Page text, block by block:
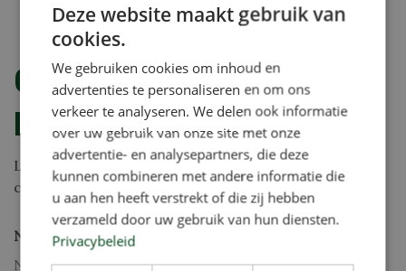
Contactformulier
Fysiotherapie & revalideren
Laat je gegevens achter en wij nemen binnen 24u
contact met je op.
Naam *
Deze website maakt gebruik van
cookies.
We gebruiken cookies om inhoud en
advertenties te personaliseren en om ons
verkeer te analyseren. We delen ook informatie
over uw gebruik van onze site met onze
advertentie- en analysepartners, die deze
kunnen combineren met andere informatie die
u aan hen heeft verstrekt of die zij hebben
verzameld door uw gebruik van hun diensten.
Privacybeleid